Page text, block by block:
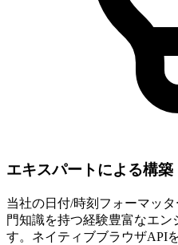
エキスパートによる構築
当社の日付/時刻フォーマッ
門知識を持つ経験豊富なエン
す。ネイティブブラウザAPI